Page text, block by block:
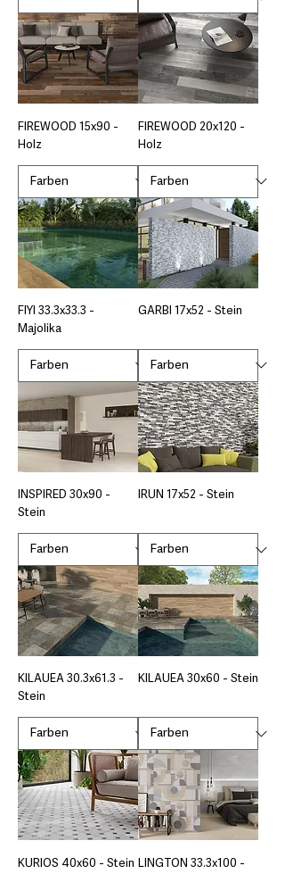
FIREWOOD 15x90 -
Holz
FIREWOOD 20x120 -
Holz
FIYI 33.3x33.3 -
Majolika
GARBI 17x52 - Stein
INSPIRED 30x90 -
Stein
IRUN 17x52 - Stein
KILAUEA 30.3x61.3 -
Stein
KILAUEA 30x60 - Stein
KURIOS 40x60 - Stein
LINGTON 33.3x100 -